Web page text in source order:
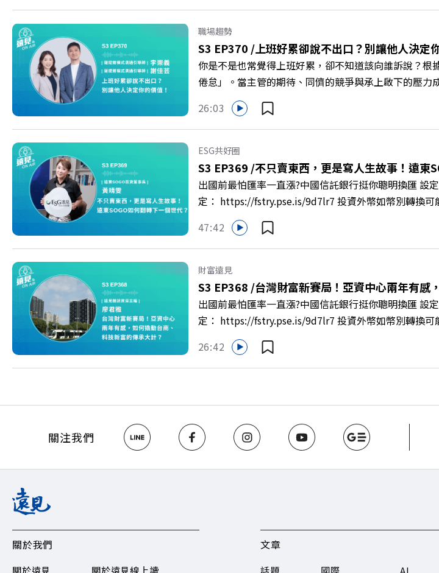
高齡化！驚豔醫學界的「社會處方」 🔺超高加盟成功
庫總編輯 李建興 與談人／可爾姿Curves台灣執行長 林
https://gvmkt.pse.is/9al3px ✨關注《遠見》更多的社
https://bit.ly/38jNi9k Powered by Firstory Hosting
職場趨勢
S3 EP370 /上班好累卻說不出口？別讓他人決定
你是不是也常覺得上班好累，卻不知道該向誰訴說？
倦怠」。當主管的期待、同儕的競爭與承上啟下的壓
的力量？ 本集《遠見ON AIR》邀請新書《透視職場冰
態，以及在緊湊的職場節奏中，修煉安頓心法！ 🔺你
的姿態應對壓力？ 🔺如何在中高壓的「三明治主管」
者 李崇義、謝佳芸 +++++ 🫧清除腦袋的盲點，也順手
多的社群： LINE：https://reurl.cc/A4ELQp IG：
26:03
ESG共好圈
S3 EP369 /不只賣東西，更是寫人生故事！遠東
出國前最怕匯率一直漲?中國信託銀行挺你聰明換匯 設
定： https://fstry.pse.is/9d7lr7 投資外幣如幣別轉換
以上為 Firstory Podcast 廣告 —— 在永續減碳、綠色
集《遠見ON AIR》邀請到遠東SOGO百貨董事長黃晴
新契機！ 🔺如何從單純百貨專櫃轉型為有溫度的利他
男同仁樂意成家！驚豔業界的「生育代理人制度」 🔺
社長兼遠見智庫總編輯 李建興 與談人／遠東SOGO百
>> https://gvmkt.pse.is/9al3px ✨關注《遠見》更多
https://bit.ly/38jNi9k Powered by Firstory Hosting
47:42
財富遠見
S3 EP368 /台灣財富新賽局！亞資中心兩年有感
出國前最怕匯率一直漲?中國信託銀行挺你聰明換匯 設
定： https://fstry.pse.is/9d7lr7 投資外幣如幣別轉換
以上為 Firstory Podcast 廣告 —— 如果有一天，台灣
資產管理中心」政策、高雄專區成立滿週年的關鍵時刻
見ON AIR》邀請到遠見資深主編廖君雅，帶你解析這
一週年！如何打造在地財富生態系？ 主持人／遠見雜
關注《遠見》更多的社群： LINE：https://reurl.cc/
Hosting
26:42
關注我們
關於我們
關於遠見 關於遠見線上讀
文章
話題 國際 AI